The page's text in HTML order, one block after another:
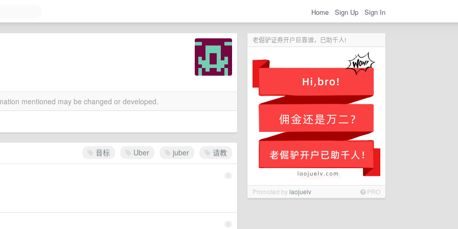
Home Sign Up Sign In
老倔驴证券开户巨靠谱，已助千人!
Promoted bylaojuelv PRO
mentioned may be changed or developed.
音标 Uber juber 请教
1
2